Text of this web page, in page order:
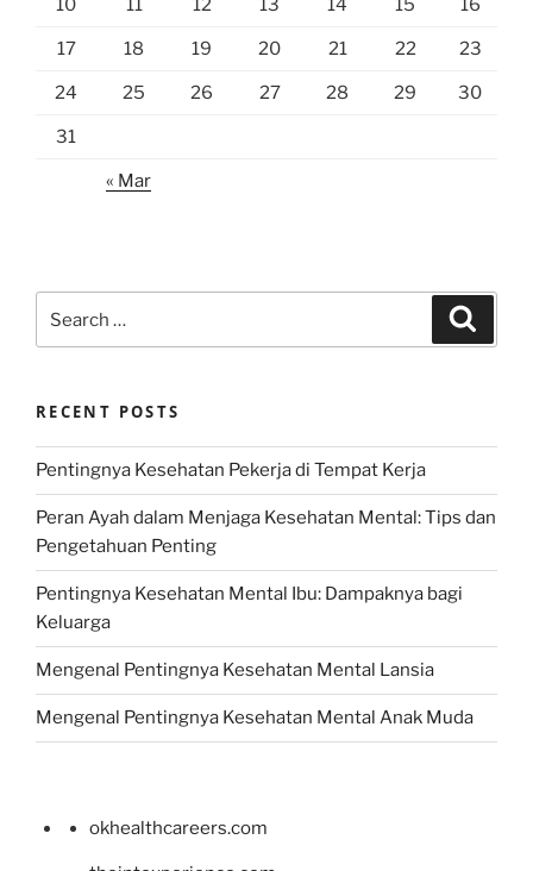
10 11 12 13 14 15 16
17 18 19 20 21 22 23
24 25 26 27 28 29 30
31
« Mar
for:
RECENT POSTS
Pentingnya Kesehatan Pekerja di Tempat Kerja
Peran Ayah dalam Menjaga Kesehatan Mental: Tips dan
Pengetahuan Penting
Pentingnya Kesehatan Mental Ibu: Dampaknya bagi
Keluarga
Mengenal Pentingnya Kesehatan Mental Lansia
Mengenal Pentingnya Kesehatan Mental Anak Muda
okhealthcareers.com